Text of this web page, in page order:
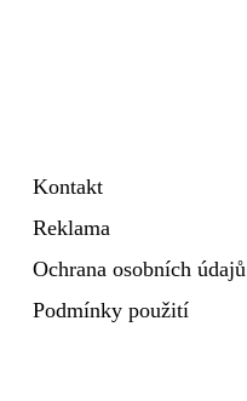
Kontakt
Reklama
Ochrana osobních údajů
Podmínky použití